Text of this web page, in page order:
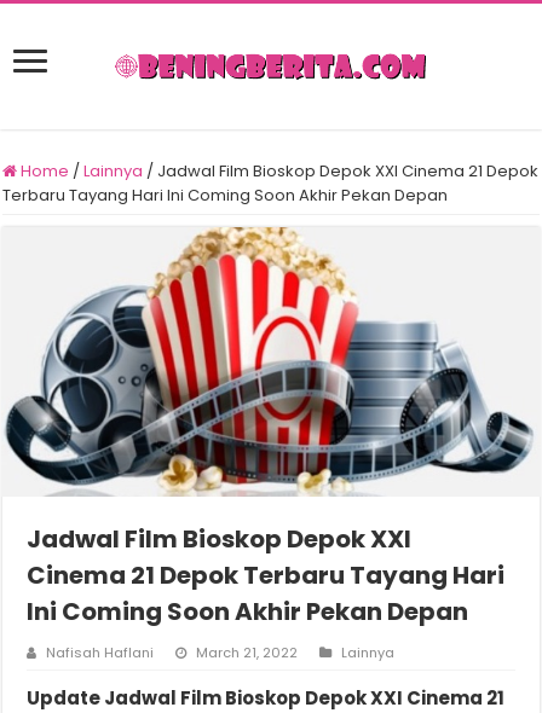
Home /Lainnya / Jadwal Film Bioskop Depok XXI Cinema 21 Depok
Terbaru Tayang Hari Ini Coming Soon Akhir Pekan Depan
Jadwal Film Bioskop Depok XXI
Cinema 21 Depok Terbaru Tayang Hari
Ini Coming Soon Akhir Pekan Depan
Nafisah Haflani March 21, 2022 Lainnya
Update Jadwal Film Bioskop Depok XXI Cinema 21